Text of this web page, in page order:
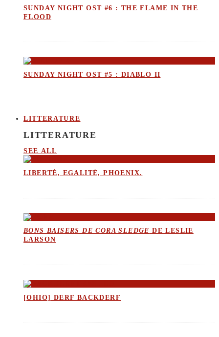
SUNDAY NIGHT OST #6 : THE FLAME IN THE
FLOOD
SUNDAY NIGHT OST #5 : DIABLO II
LITTERATURE
LITTERATURE
SEE ALL
LIBERTÉ, EGALITÉ, PHOENIX.
BONS BAISERS DE CORA SLEDGE DE LESLIE
LARSON
[OHIO] DERF BACKDERF